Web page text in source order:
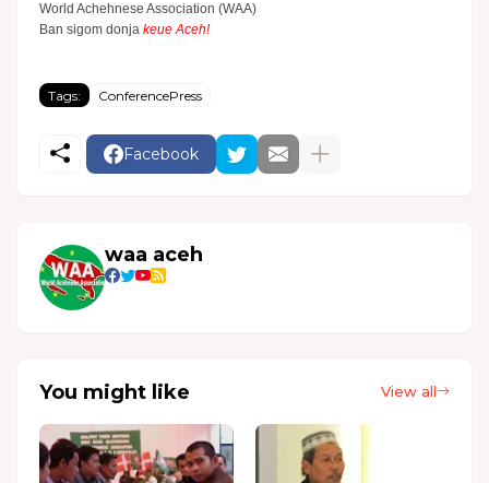
World Achehnese Association (WAA)
Ban sigom donja keue Aceh!
Tags: ConferencePress
Facebook
waa aceh
You might like View all